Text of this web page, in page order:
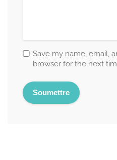
Save my name, email,
browser for the next